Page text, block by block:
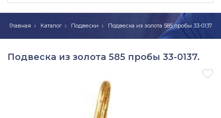
Главная Каталог Подвески Подвеска из золота 585 пробы 33-0137
Подвеска из золота 585 пробы 33-0137.
